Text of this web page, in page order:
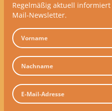
Regelmäßig aktuell
Mail-Newsletter.